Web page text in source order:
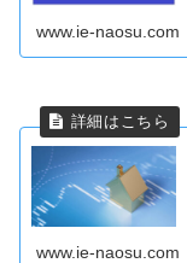
www.ie-naosu.com
www.ie-naosu.com